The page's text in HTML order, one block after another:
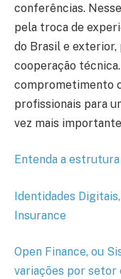
conferências.
pela troca de
do Brasil e exterior,
cooperação
comprometimento
profissionais para
vez mais
Entenda a
Identidades
Insurance
Open Finance, ou
variações por setor